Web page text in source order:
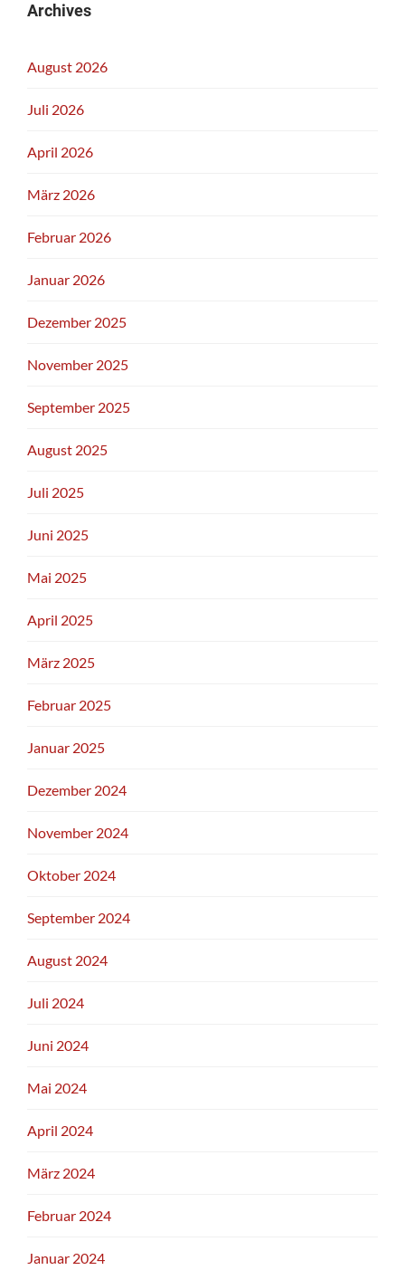
Archives
August 2026
Juli 2026
April 2026
März 2026
Februar 2026
Januar 2026
Dezember 2025
November 2025
September 2025
August 2025
Juli 2025
Juni 2025
Mai 2025
April 2025
März 2025
Februar 2025
Januar 2025
Dezember 2024
November 2024
Oktober 2024
September 2024
August 2024
Juli 2024
Juni 2024
Mai 2024
April 2024
März 2024
Februar 2024
Januar 2024